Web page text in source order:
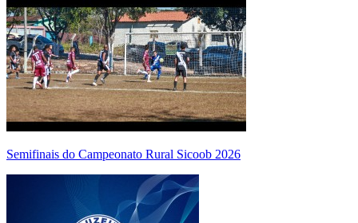
Semifinais do Campeonato Rural Sicoob 2026